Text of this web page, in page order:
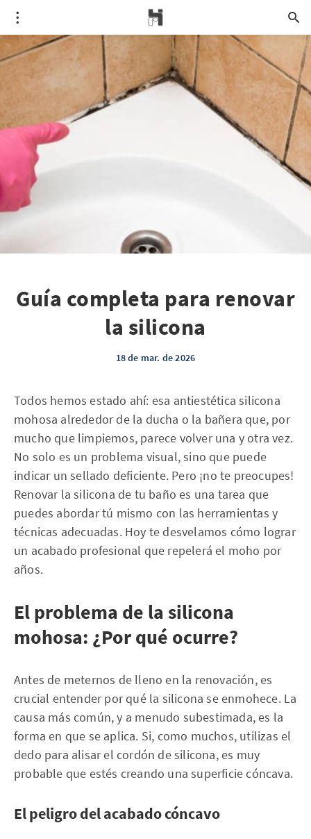
Guía completa para renovar
la silicona
18 de mar. de 2026
Todos hemos estado ahí: esa antiestética silicona
mohosa alrededor de la ducha o la bañera que, por
mucho que limpiemos, parece volver una y otra vez.
No solo es un problema visual, sino que puede
indicar un sellado deficiente. Pero ¡no te preocupes!
Renovar la silicona de tu baño es una tarea que
puedes abordar tú mismo con las herramientas y
técnicas adecuadas. Hoy te desvelamos cómo lograr
un acabado profesional que repelerá el moho por
años.
El problema de la silicona
mohosa: ¿Por qué ocurre?
Antes de meternos de lleno en la renovación, es
crucial entender por qué la silicona se enmohece. La
causa más común, y a menudo subestimada, es la
forma en que se aplica. Si, como muchos, utilizas el
dedo para alisar el cordón de silicona, es muy
probable que estés creando una superficie cóncava.
El peligro del acabado cóncavo